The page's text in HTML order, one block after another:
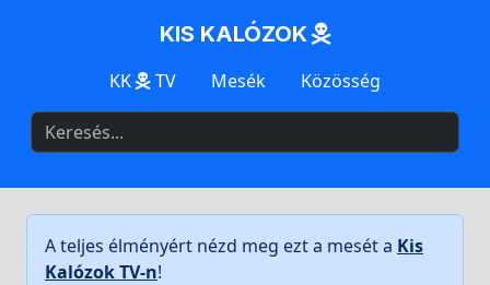
KIS KALÓZOK
KK TV Mesék Közösség
A teljes élményért nézd meg ezt a mesét a Kis
Kalózok TV-n!